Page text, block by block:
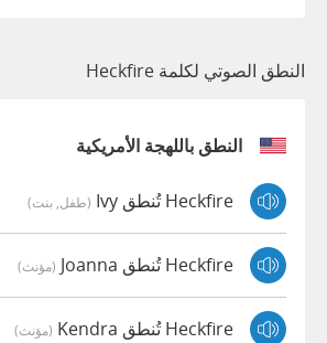
النطق الصوتي لكلمة Heckfire
النطق باللهجة الأمريكية
Heckfire تُنطق Ivy (طفل, بنت)
Heckfire تُنطق Joanna (مؤنث)
Heckfire تُنطق Kendra (مؤنث)